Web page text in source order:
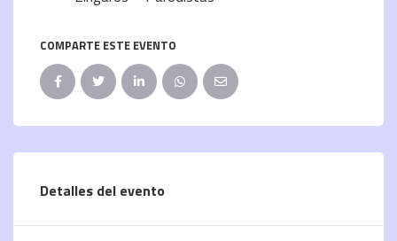
COMPARTE ESTE EVENTO
Detalles del evento